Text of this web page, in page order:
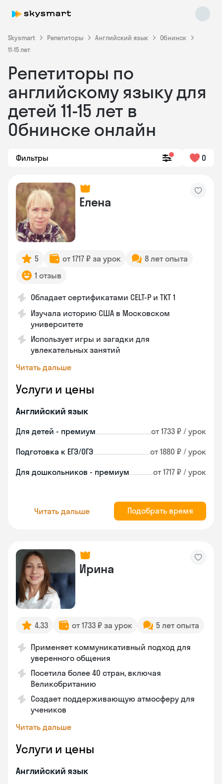
Skysmart Репетиторы Английский язык
Обнинск
11-15 лет
Репетиторы по
английскому языку для
детей 11-15 лет в
Обнинске онлайн
Фильтры 0
Елена
5 от 1717 ₽ за урок
8 лет опыта
1 отзыв
Обладает сертификатами CELT-P и TKT 1
Изучала историю США в Московском
университете
Использует игры и загадки для
увлекательных занятий
Читать дальше
Услуги и цены
Английский язык
Для детей - премиум от 1733 ₽ / урок
Подготовка к ЕГЭ/ОГЭ от 1880 ₽ / урок
Для дошкольников - премиум от 1717 ₽ / урок
Читать дальше Подобрать время
Ирина
4.33 от 1733 ₽ за урок 5 лет опыта
Применяет коммуникативный подход для
уверенного общения
Посетила более 40 стран, включая
Великобританию
Создает поддерживающую атмосферу для
учеников
Читать дальше
Услуги и цены
Английский язык
Skysmart Chat